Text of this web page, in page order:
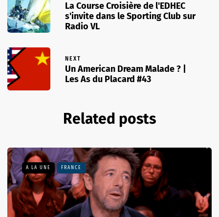
La Course Croisière de l'EDHEC
s'invite dans le Sporting Club sur
Radio VL
NEXT
Un American Dream Malade ? |
Les As du Placard #43
Related posts
A LA UNE FRANCE